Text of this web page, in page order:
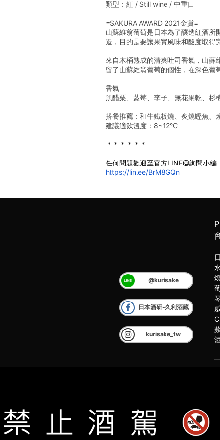
類型：紅 / Still wine / 中重口
=SAKURA AWARD 2021金賞=
山蘇維翁葡萄是日本為了釀造紅酒所
造，目的是要讓果實風味和酸度取得
來自木桶熟成的清爽吐司香氣，山蘇
留了山蘇維翁葡萄的個性，在深色葡
香氣
黑醋栗、藍莓、李子、無花果乾、杉
搭餐推薦：和牛鐵板燒、炙燒鰹魚、
建議適飲溫度：8~12°C
＊＊＊＊＊＊
任何問題歡迎至官方LINE@詢問小編
https://lin.ee/BrM8GQn
@kurisake
日本酒研-久利酒藏
kurisake_tw